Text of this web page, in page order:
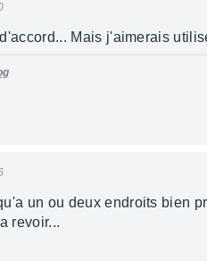
Mais j'aimerais
un ou deux endroits bien
revoir...